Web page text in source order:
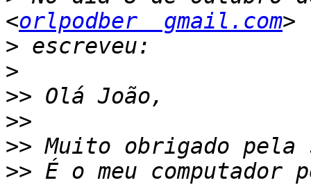
<orlpodber  gmail.com
>
>
>>
>>
>>
>> É o meu computador